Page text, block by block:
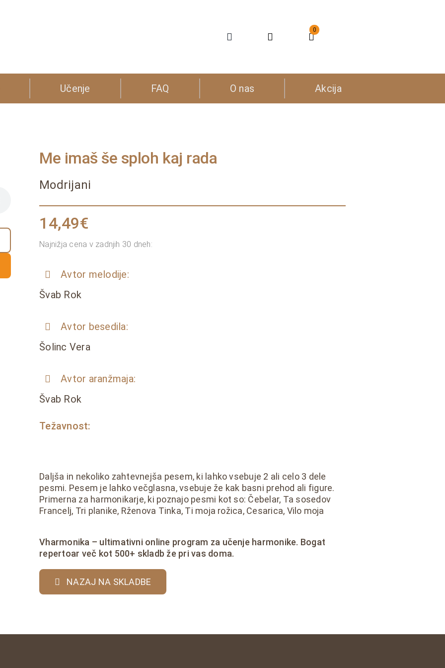
0
Učenje FAQ O nas Akcija
Me imaš še sploh kaj rada
Modrijani
14,49€
Najnižja cena v zadnjih 30 dneh:
Avtor melodije:
Švab Rok
Avtor besedila:
Šolinc Vera
Avtor aranžmaja:
Švab Rok
Težavnost:
Daljša in nekoliko zahtevnejša pesem, ki lahko vsebuje 2 ali celo 3 dele
pesmi. Pesem je lahko večglasna, vsebuje že kak basni prehod ali figure.
Primerna za harmonikarje, ki poznajo pesmi kot so: Čebelar, Ta sosedov
Francelj, Tri planike, Rženova Tinka, Ti moja rožica, Cesarica, Vilo moja
Vharmonika – ultimativni online program za učenje harmonike. Bogat
repertoar več kot 500+ skladb že pri vas doma.
NAZAJ NA SKLADBE